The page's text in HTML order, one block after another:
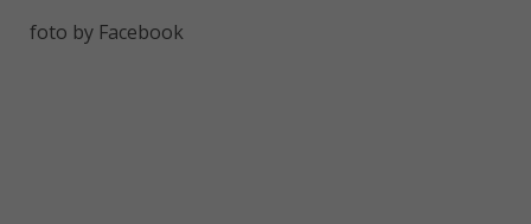
foto by Facebook